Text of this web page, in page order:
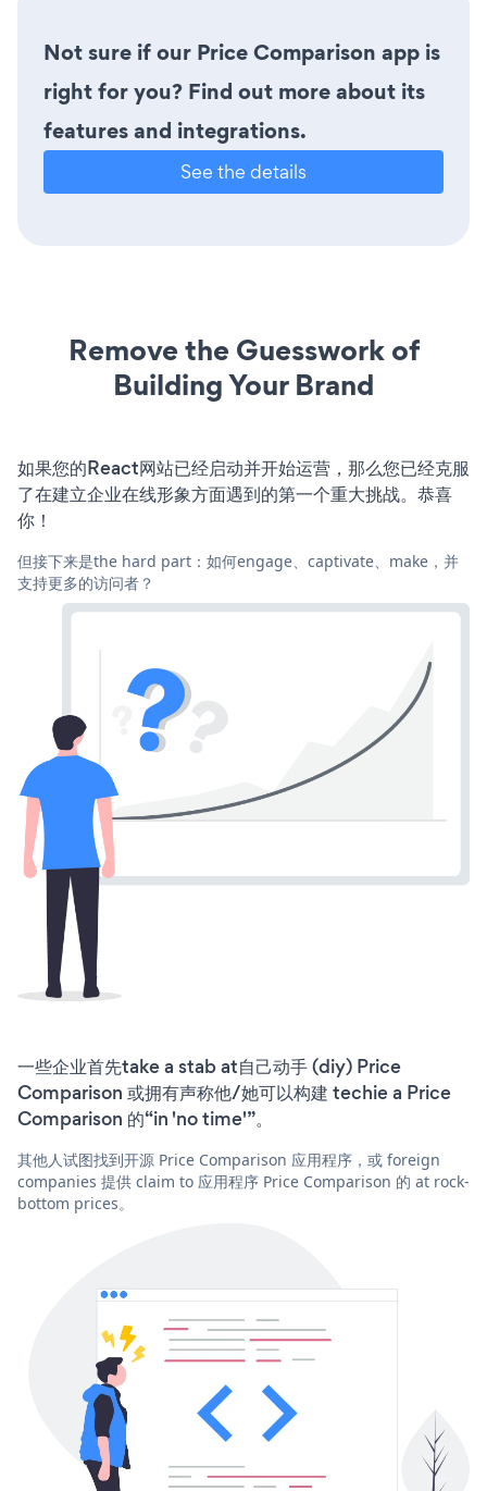
Not sure if our Price Comparison app is
right for you? Find out more about its
features and integrations.
See the details
Remove the Guesswork of
Building Your Brand
如果您的React网站已经启动并开始运营，那么您已经克服
了在建立企业在线形象方面遇到的第一个重大挑战。恭喜
你！
但接下来是the hard part：如何engage、captivate、make，并
支持更多的访问者？
一些企业首先take a stab at自己动手 (diy) Price
Comparison 或拥有声称他/她可以构建 techie a Price
Comparison 的“in 'no time'”。
其他人试图找到开源 Price Comparison 应用程序，或 foreign
companies 提供 claim to 应用程序 Price Comparison 的 at rock-
bottom prices。